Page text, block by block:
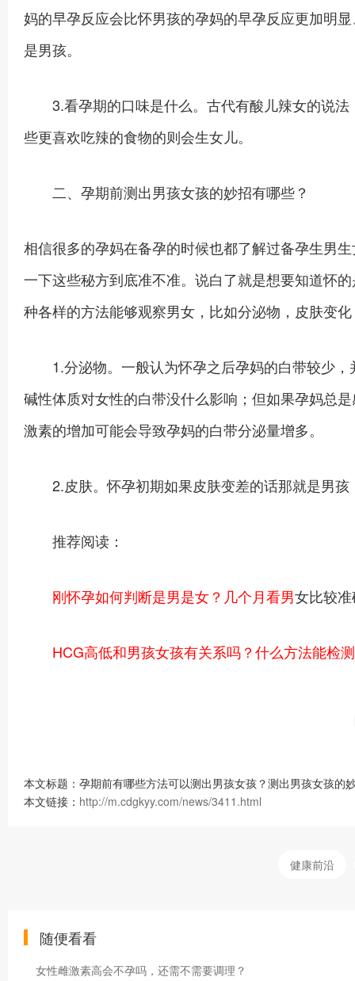
妈的早孕反应会比怀男孩的孕妈的早孕反应更加明
是男孩。
3.看孕期的口味是什么。古代有酸儿辣女的说法
些更喜欢吃辣的食物的则会生女儿。
二、孕期前测出男孩女孩的妙招有哪些？
相信很多的孕妈在备孕的时候也都了解过备孕生男
一下这些秘方到底准不准。说白了就是想要知道怀
种各样的方法能够观察男女，比如分泌物，皮肤变
1.分泌物。一般认为怀孕之后孕妈的白带较少，
碱性体质对女性的白带没什么影响；但如果孕妈总
激素的增加可能会导致孕妈的白带分泌量增多。
2.皮肤。怀孕初期如果皮肤变差的话那就是男孩
推荐阅读：
刚怀孕如何判断是男是女？几个月看男女比较
HCG高低和男孩女孩有关系吗？什么方法能检
本文标题：孕期前有哪些方法可以测出男孩女孩？测出男孩女孩的
本文链接： http://m.cdgkyy.com/news/3411.html
健康前沿
随便看看
女性雌激素高会不孕吗，还需不需要调理？